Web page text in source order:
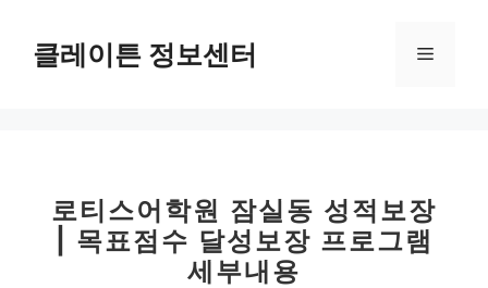
클레이튼 정보센터 메
로티스어학원 잠실동 성적보장
| 목표점수 달성보장 프로그램
세부내용